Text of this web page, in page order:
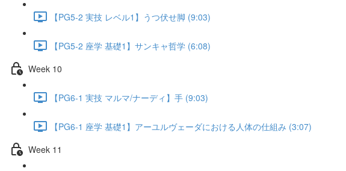
【PG5-2 実技 レベル1】うつ伏せ脚 (9:03)
【PG5-2 座学 基礎1】サンキャ哲学 (6:08)
Week 10
【PG6-1 実技 マルマ/ナーディ】手 (9:03)
【PG6-1 座学 基礎1】アーユルヴェーダにおける人体の仕組み (3:07)
Week 11